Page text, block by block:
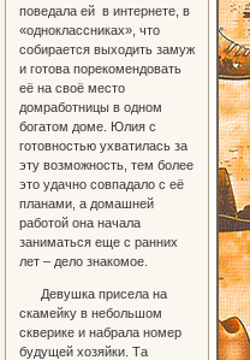
поведала ей в интернете, в
«одноклассниках», что
собирается выходить замуж
и готова порекомендовать
её на своё место
домработницы в одном
богатом доме. Юлия с
готовностью ухватилась за
эту возможность, тем более
это удачно совпадало с её
планами, а домашней
работой она начала
заниматься еще с ранних
лет – дело знакомое.
Девушка присела на
скамейку в небольшом
скверике и набрала номер
будущей хозяйки. Та